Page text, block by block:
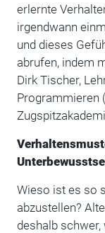
erlernte
irgendwann
und dieses
abrufen, indem
Dirk Tischer,
Programmieren
Wieso ist es so
abzustellen?
deshalb